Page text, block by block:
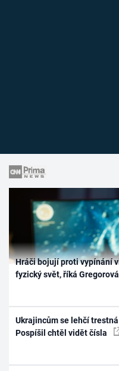
Hráči bojují proti vypínání
fyzický svět, říká Gregorová
Ukrajincům se lehčí
Pospíšil chtěl vidět čísla